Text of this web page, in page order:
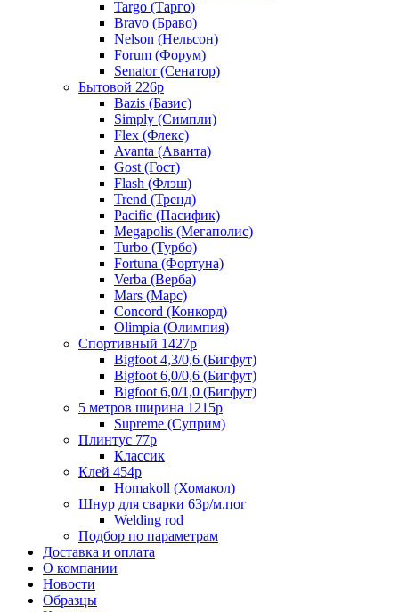
Targo (Тарго)
Bravo (Браво)
Nelson (Нельсон)
Forum (Форум)
Senator (Сенатор)
Бытовой 226р
Bazis (Базис)
Simply (Симпли)
Flex (Флекс)
Avanta (Аванта)
Gost (Гост)
Flash (Флэш)
Trend (Тренд)
Pacific (Пасифик)
Megapolis (Мегаполис)
Turbo (Турбо)
Fortuna (Фортуна)
Verba (Верба)
Mars (Марс)
Concord (Конкорд)
Olimpia (Олимпия)
Спортивный 1427р
Bigfoot 4,3/0,6 (Бигфут)
Bigfoot 6,0/0,6 (Бигфут)
Bigfoot 6,0/1,0 (Бигфут)
5 метров ширина 1215р
Supreme (Суприм)
Плинтус 77р
Классик
Клей 454р
Homakoll (Хомакол)
Шнур для сварки 63р/м.пог
Welding rod
Подбор по параметрам
Доставка и оплата
О компании
Новости
Образцы